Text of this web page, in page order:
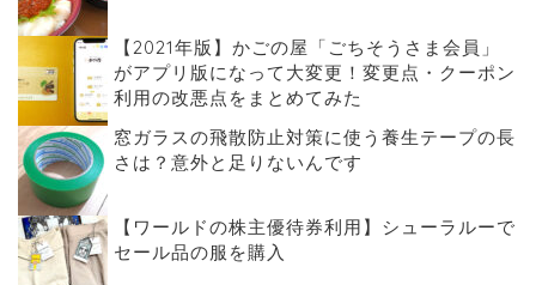
【2021年版】かごの屋「ごちそうさま会員」
がアプリ版になって大変更！変更点・クーポン
利用の改悪点をまとめてみた
窓ガラスの飛散防止対策に使う養生テープの長
さは？意外と足りないんです
【ワールドの株主優待券利用】シューラルーで
セール品の服を購入